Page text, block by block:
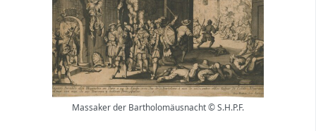
Massaker der Bartholomäusnacht © S.H.P.F.